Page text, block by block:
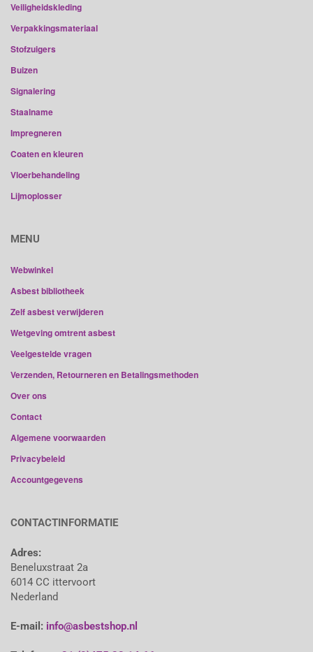
Veiligheidskleding
Verpakkingsmateriaal
Stofzuigers
Buizen
Signalering
Staalname
Impregneren
Coaten en kleuren
Vloerbehandeling
Lijmoplosser
MENU
Webwinkel
Asbest bibliotheek
Zelf asbest verwijderen
Wetgeving omtrent asbest
Veelgestelde vragen
Verzenden, Retourneren en Betalingsmethoden
Over ons
Contact
Algemene voorwaarden
Privacybeleid
Accountgegevens
CONTACTINFORMATIE
Adres:
Beneluxstraat 2a
6014 CC ittervoort
Nederland
E-mail: info@asbestshop.nl